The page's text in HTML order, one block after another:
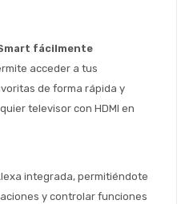
fácilmente
acceder a tus
de forma rápida y
televisor con HDMI en
integrada, permitiéndote
y controlar funciones